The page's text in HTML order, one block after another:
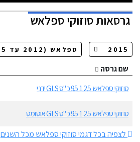
גרסאותסוזוקי ספלאש
שם גרסה
סוזוקי ספלאש 1.25 95 כ"ס GLS ידני
סוזוקי ספלאש 1.25 95 כ"ס GLS אוטומט
לצפיה בכל דגמי סוזוקי ספלאש מכל השנים